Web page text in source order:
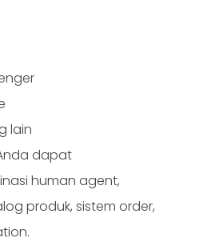
lain
dapat
human agent,
produk, sistem order,